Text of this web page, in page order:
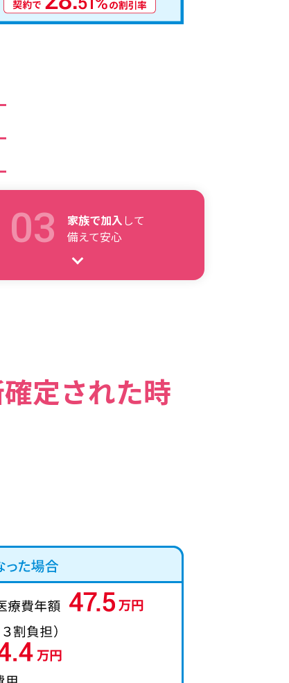
家族で加入 して
備えて安心
定された時